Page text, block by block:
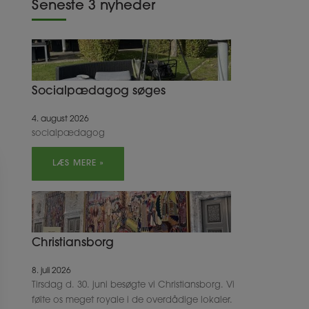
Seneste 3 nyheder
Socialpædagog søges
4. august 2026
socialpædagog
LÆS MERE »
Christiansborg
8. juli 2026
Tirsdag d. 30. juni besøgte vi Christiansborg. Vi
følte os meget royale i de overdådige lokaler.